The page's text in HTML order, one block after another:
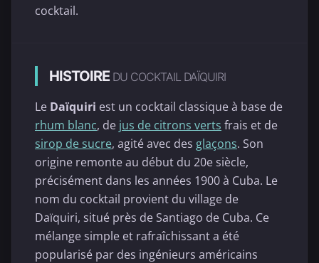
cocktail.
HISTOIRE DU COCKTAIL DAÏQUIRI
Le Daïquiri est un cocktail classique à base de
rhum blanc, de jus de citrons verts frais et de
sirop de sucre, agité avec des glaçons. Son
origine remonte au début du 20e siècle,
précisément dans les années 1900 à Cuba. Le
nom du cocktail provient du village de
Daïquiri, situé près de Santiago de Cuba. Ce
mélange simple et rafraîchissant a été
popularisé par des ingénieurs américains